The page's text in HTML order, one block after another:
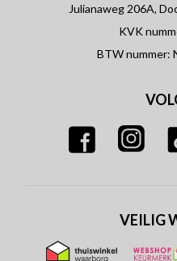
Julianaweg 206A,
KVK
BTW nummer:
VEILIG